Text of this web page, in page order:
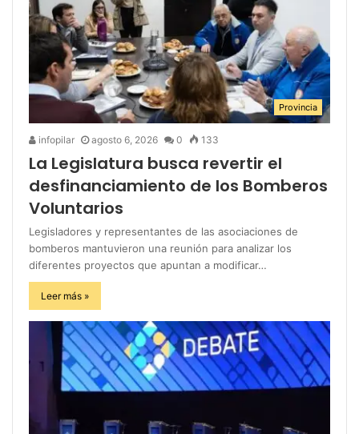
Provincia
infopilar agosto 6, 2026 0 133
La Legislatura busca revertir el
desfinanciamiento de los Bomberos
Voluntarios
Legisladores y representantes de las asociaciones de
bomberos mantuvieron una reunión para analizar los
diferentes proyectos que apuntan a modificar…
Leer más »